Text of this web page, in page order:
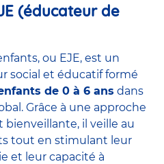
(éducateur de
ou EJE, est un
social et éducatif formé
de 0 à 6 ans dans
Grâce à une approche
bienveillante, il veille au
tout en stimulant leur
et leur capacité à